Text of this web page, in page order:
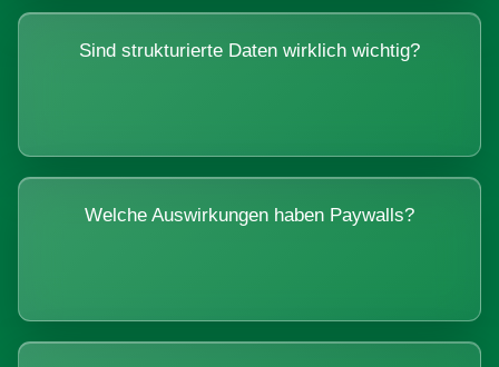
Sind strukturierte Daten wirklich wichtig?
Welche Auswirkungen haben Paywalls?